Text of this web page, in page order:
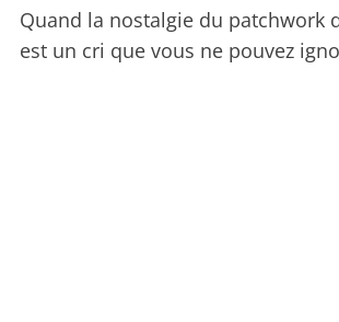
Quand la nostalgie du patchwork
est un cri que vous ne pouvez